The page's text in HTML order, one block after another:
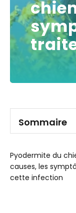
Sommaire
Les causes de
Les
Les types de
Pyodermite du
causes, les
cette infection